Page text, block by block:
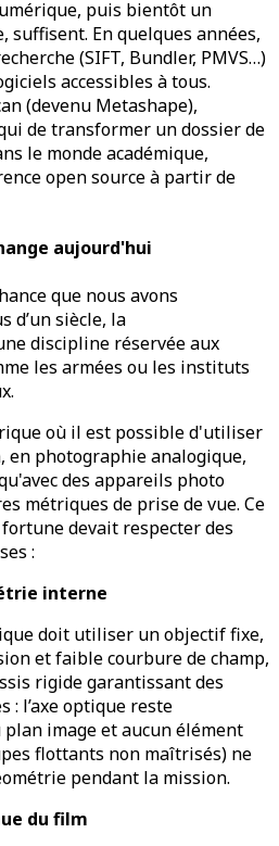
puis bientôt un
suffisent. En quelques années,
(SIFT, Bundler, PMVS…)
accessibles à tous.
(devenu Metashape),
de transformer un dossier de
le monde académique,
open source à partir de
aujourd'hui
que nous avons
d’un siècle, la
discipline réservée aux
les armées ou les instituts
où il est possible d'utiliser
en photographie analogique,
des appareils photo
métriques de prise de vue. Ce
devait respecter des
:
interne
doit utiliser un objectif fixe,
et faible courbure de champ,
rigide garantissant des
: l’axe optique reste
image et aucun élément
flottants non maîtrisés) ne
pendant la mission.
du film